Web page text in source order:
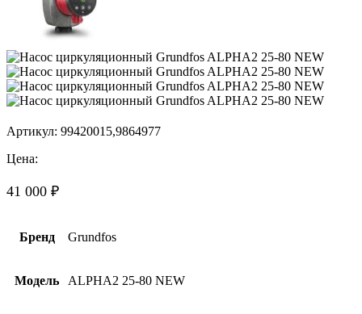
Артикул: 99420015,9864977
Цена:
41 000 ₽
Бренд Grundfos
Модель ALPHA2 25-80 NEW